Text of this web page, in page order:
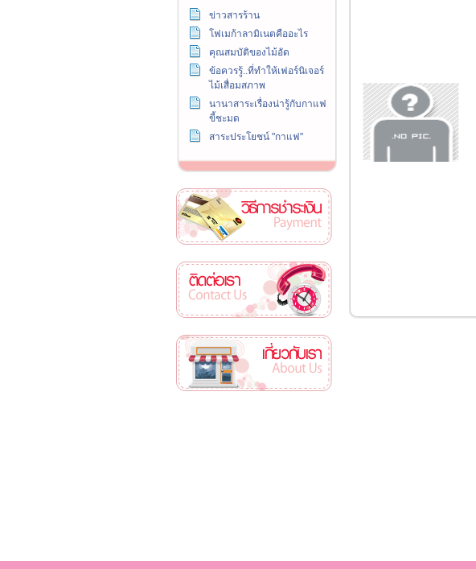
ข่าวสารร้าน
โฟเมก้าลามิเนตคืออะไร
คุณสมบัติของไม้อัด
ข้อควรรู้..ที่ทำให้เฟอร์นิเจอร์
ไม้เสื่อมสภาพ
นานาสาระเรื่องน่ารู้กับกาแฟ
ขี้ชะมด
สาระประโยชน์ "กาแฟ"